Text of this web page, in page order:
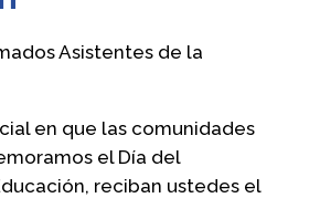
Asistentes de la
en que las comunidades
el Día del
reciban ustedes el